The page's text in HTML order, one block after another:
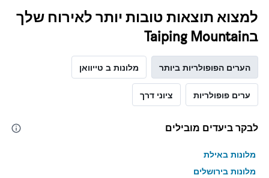
למצוא תוצאות טובות יותר לאירוח שלך
בTaiping Mountain
הערים הפופולריות ביותר מלונות ב טייוואן
ערים פופולריות ציוני דרך
לבקר ביעדים מובילים
מלונות באילת
מלונות בירושלים